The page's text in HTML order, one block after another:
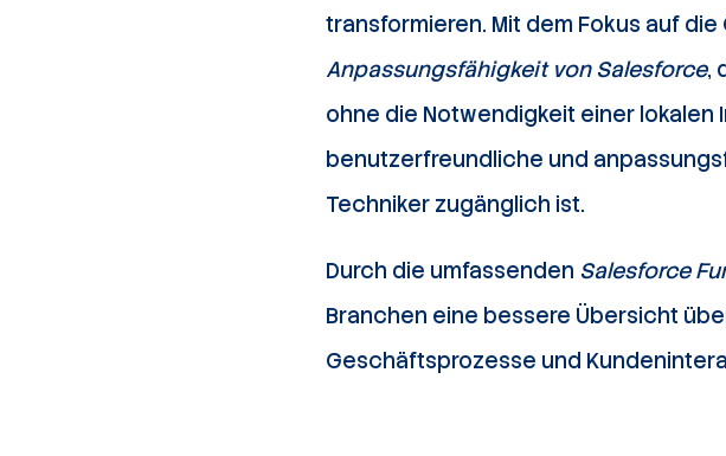
transformieren. Mit dem Fokus auf
Anpassungsfähigkeit von Salesforce,
ohne die Notwendigkeit einer lokalen
benutzerfreundliche und
Techniker zugänglich ist.
Durch die umfassenden Salesforce
Branchen eine bessere Übersicht
Geschäftsprozesse und